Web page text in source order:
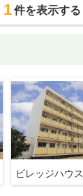
1件を表示する